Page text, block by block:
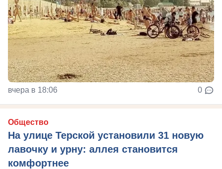
вчера в 18:06 0
Общество
На улице Терской установили 31 новую
лавочку и урну: аллея становится
комфортнее